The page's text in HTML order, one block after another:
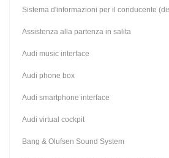
Sistema d'informazioni per il conducente
Assistenza alla partenza in salita
Audi music interface
Audi phone box
Audi smartphone interface
Audi virtual cockpit
Bang & Olufsen Sound System